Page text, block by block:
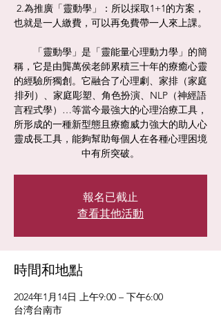
2.為推廣「靈動學」：所以採取1+1的方案，
也就是一人繳費，可以再免費帶一人來上課。
「靈動學」是「靈能量心理動力學」的簡
稱，它是由龔萬侯老師累積三十年的療癒心靈
的經驗所獨創。它融合了心理劇、家排（家庭
排列）、家庭彫塑、角色扮演、NLP（神經語
言程式學）…等當今最強大的心理治療工具，
所形成的一種新型態且療癒威力強大的助人心
靈成長工具，能夠幫助每個人在各種心理困境
報名已截止
查看其他活動
時間和地點
2024年1月14日 上午9:00 – 下午6:00
台湾台南市